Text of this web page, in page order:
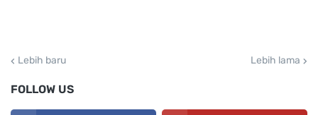
Lebih baru Lebih lama
FOLLOW US